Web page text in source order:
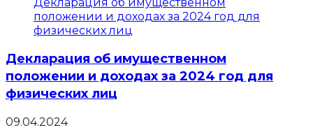
Декларация об имущественном
положении и доходах за 2024 год для
физических лиц
09.04.2024